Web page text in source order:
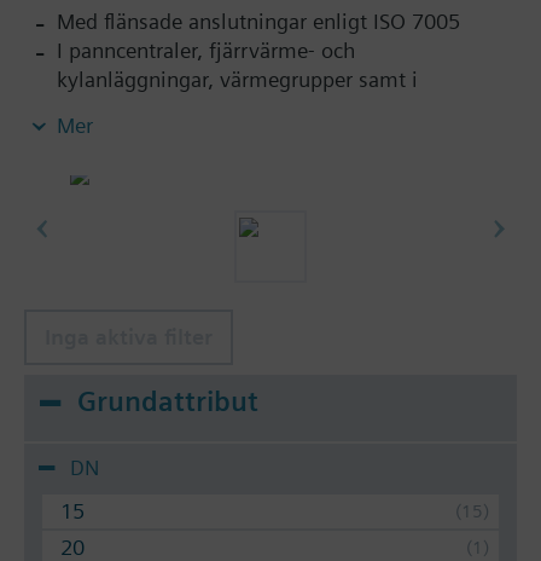
Med flänsade anslutningar enligt ISO 7005
I panncentraler, fjärrvärme- och
kylanläggningar, värmegrupper samt i
avstängningsventiler
Ytterligare information
Spindeltätningen måste ersättas vid användning av
Mer
Grundattribut
DN
15
20